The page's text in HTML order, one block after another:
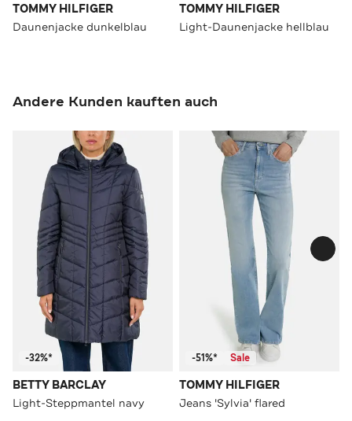
TOMMY HILFIGER
Daunenjacke dunkelblau
TOMMY HILFIGER
Light-Daunenjacke hellblau
Andere Kunden kauften auch
-32%*
BETTY BARCLAY
Light-Steppmantel navy
-51%* Sale
TOMMY HILFIGER
Jeans 'Sylvia' flared